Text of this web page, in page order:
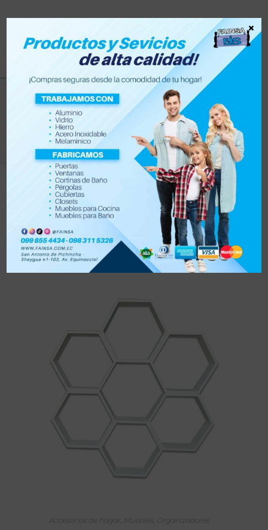
repisa
Productos > repisa
Filtrar
Orden por defecto
Accesorios de hogar , Muebles , Organizadores
×